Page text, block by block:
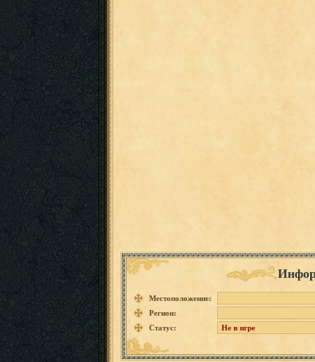
Местоположение:
Регион:
Статус:
Не в игре